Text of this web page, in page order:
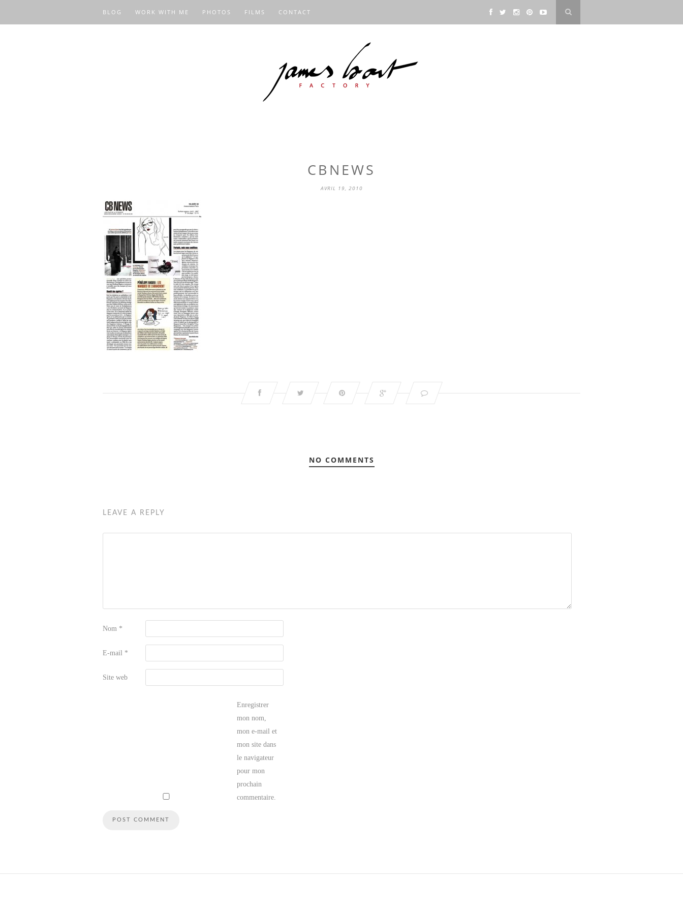
BLOG WORK WITH ME PHOTOS FILMS CONTACT
CBNEWS
AVRIL 19, 2010
NO COMMENTS
LEAVE A REPLY
Nom *
E-mail *
Site web
Enregistrer
mon nom,
mon e-mail et
mon site dans
le navigateur
pour mon
prochain
commentaire.